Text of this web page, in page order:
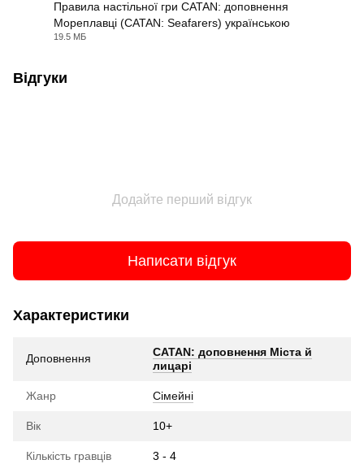
Правила настільної гри CATAN: доповнення
Мореплавці (CATAN: Seafarers) українською
19.5 МБ
Відгуки
Додайте перший відгук
Написати відгук
Характеристики
Доповнення
CATAN: доповнення Міста й
лицарі
Жанр Сімейні
Вік 10+
Кількість гравців 3 - 4